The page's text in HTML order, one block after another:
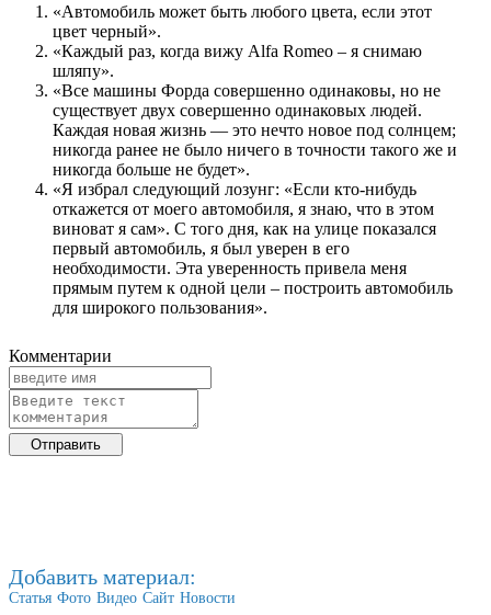
«Автомобиль может быть любого цвета, если этот
цвет черный».
«Каждый раз, когда вижу Alfa Romeo – я снимаю
шляпу».
«Все машины Форда совершенно одинаковы, но не
существует двух совершенно одинаковых людей.
Каждая новая жизнь — это нечто новое под солнцем;
никогда ранее не было ничего в точности такого же и
никогда больше не будет».
«Я избрал следующий лозунг: «Если кто-нибудь
откажется от моего автомобиля, я знаю, что в этом
виноват я сам». С того дня, как на улице показался
первый автомобиль, я был уверен в его
необходимости. Эта уверенность привела меня
прямым путем к одной цели – построить автомобиль
для широкого пользования».
Комментарии
Добавить материал:
Статья Фото Видео Сайт Новости